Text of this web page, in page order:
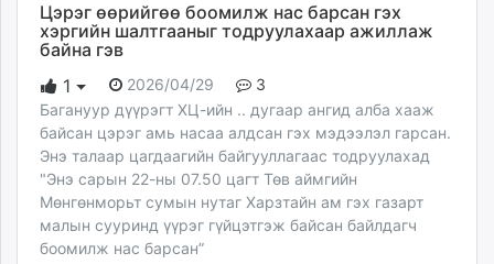
Цэрэг өөрийгөө боомилж нас барсан гэх
хэргийн шалтгааныг тодруулахаар ажиллаж
байна гэв
1
2026/04/29
3
Багануур дүүрэгт ХЦ-ийн .. дугаар ангид алба хааж
байсан цэрэг амь насаа алдсан гэх мэдээлэл гарсан.
Энэ талаар цагдаагийн байгууллагаас тодруулахад
"Энэ сарын 22-ны 07.50 цагт Төв аймгийн
Мөнгөнморьт сумын нутаг Харзтайн ам гэх газарт
малын сууринд үүрэг гүйцэтгэж байсан байлдагч
боомилж нас барсан”